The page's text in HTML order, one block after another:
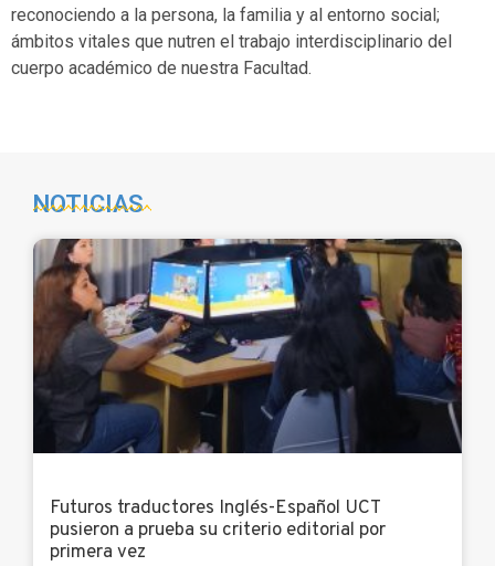
reconociendo a la persona, la familia y al entorno social;
ámbitos vitales que nutren el trabajo interdisciplinario del
cuerpo académico de nuestra Facultad.
NOTICIAS
Futuros traductores Inglés-Español UCT
pusieron a prueba su criterio editorial por
primera vez